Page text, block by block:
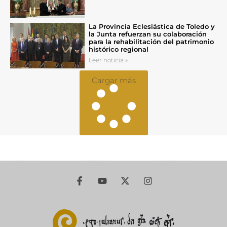
La Provincia Eclesiástica de Toledo y
la Junta refuerzan su colaboración
para la rehabilitación del patrimonio
histórico regional
Leer noticia »
Cargar más